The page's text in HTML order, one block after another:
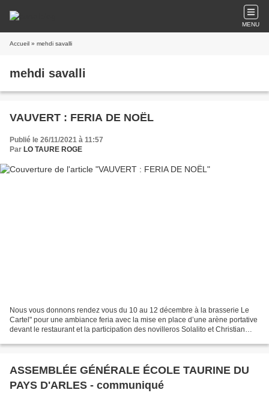
MENU
Accueil » mehdi savalli
mehdi savalli
VAUVERT : FERIA DE NOËL
Publié le 26/11/2021 à 11:57
Par LO TAURE ROGE
Nous vous donnons rendez vous du 10 au 12 décembre à la brasserie Le
Cartel" pour une ambiance feria avec la mise en place d’une arène portative
devant le restaurant et la participation des novilleros Solalito et Christian
ASSEMBLÉE GÉNÉRALE ÉCOLE TAURINE DU
PAYS D'ARLES - communiqué